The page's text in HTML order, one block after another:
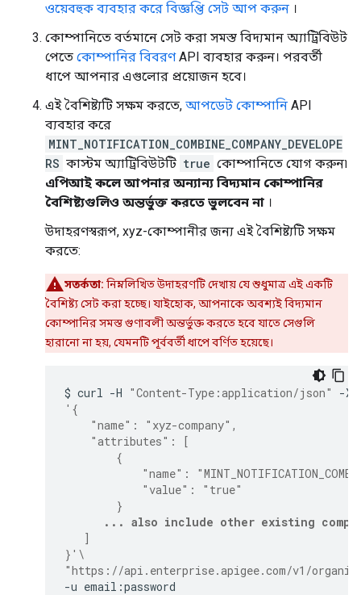
ওয়েবহুক ব্যবহার করে বিজ্ঞপ্তি সেট আপ করুন ।
কোম্পানিতে বর্তমানে সেট করা সমস্ত বিদ্যমান অ্যাট্রিবিউট
পেতে কোম্পানির বিবরণAPI ব্যবহার করুন। পরবর্তী
ধাপে আপনার এগুলোর প্রয়োজন হবে।
এই বৈশিষ্ট্যটি সক্ষম করতে, আপডেট কোম্পানি API
ব্যবহার করে
MINT_NOTIFICATION_COMBINE_COMPANY_DEVELOPE
RS কাস্টম অ্যাট্রিবিউটটি true কোম্পানিতে যোগ করুন৷
এপিআই কলে আপনার অন্যান্য বিদ্যমান কোম্পানির
বৈশিষ্ট্যগুলিও অন্তর্ভুক্ত করতে ভুলবেন না ।
উদাহরণস্বরূপ, xyz-কোম্পানীর জন্য এই বৈশিষ্ট্যটি সক্ষম
করতে:
সতর্কতা: নিম্নলিখিত উদাহরণটি দেখায় যে শুধুমাত্র এই একটি
বৈশিষ্ট্য সেট করা হচ্ছে। যাইহোক, আপনাকে অবশ্যই বিদ্যমান
কোম্পানির সমস্ত গুণাবলী অন্তর্ভুক্ত করতে হবে যাতে সেগুলি
হারানো না হয়, যেমনটি পূর্ববর্তী ধাপে বর্ণিত হয়েছে।
$ curl -H "Content-Type:application/json" -X
'{
    "name": "xyz-company",
    "attributes": [
        {
"name":
            "value": "true"
        }
... also include other existing
   ]
}' \
"https://api.enterprise.apigee.com/v1/
-u email:password